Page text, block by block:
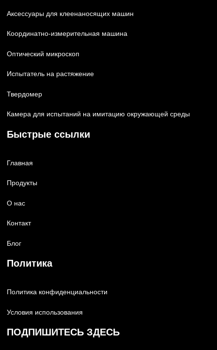
Аксессуары для клеенаносящих машин
Координатно-измерительная машина
Оптический микроскоп
Испытатель на растяжение
Твердомер
Камера для испытаний на имитацию окружающей среды
Быстрые ссылки
Главная
Продукты
О нас
Контакт
Блог
Политика
Политика конфиденциальности
Условия использования
ПОДПИШИТЕСЬ ЗДЕСЬ